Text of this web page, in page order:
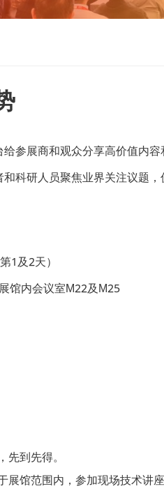
参展商和观众分享高价值内容
科研人员聚焦业界关注议题
1及2天）
馆内会议室M22及M25
到先得。
展馆范围内，参加现场技术讲